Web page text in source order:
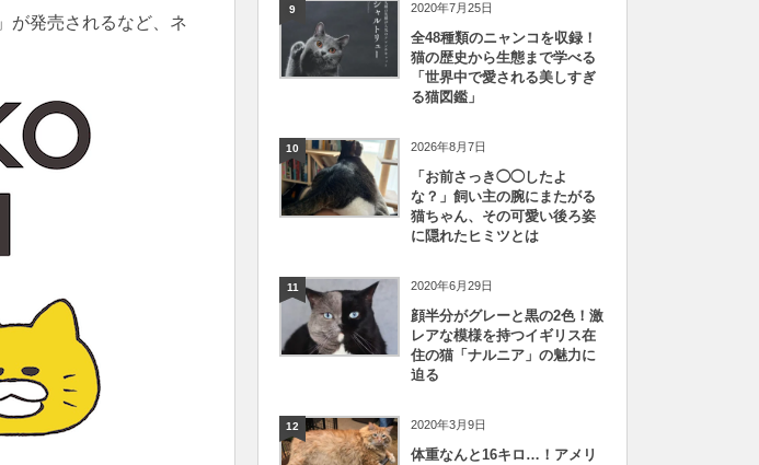
」が発売されるなど、ネ
9 2020年7月25日
全48種類のニャンコを収録！
猫の歴史から生態まで学べる
「世界中で愛される美しすぎ
る猫図鑑」
10 2026年8月7日
「お前さっき◯◯したよ
な？」飼い主の腕にまたがる
猫ちゃん、その可愛い後ろ姿
に隠れたヒミツとは
11 2020年6月29日
顔半分がグレーと黒の2色！激
レアな模様を持つイギリス在
住の猫「ナルニア」の魅力に
迫る
12 2020年3月9日
体重なんと16キロ…！アメリ